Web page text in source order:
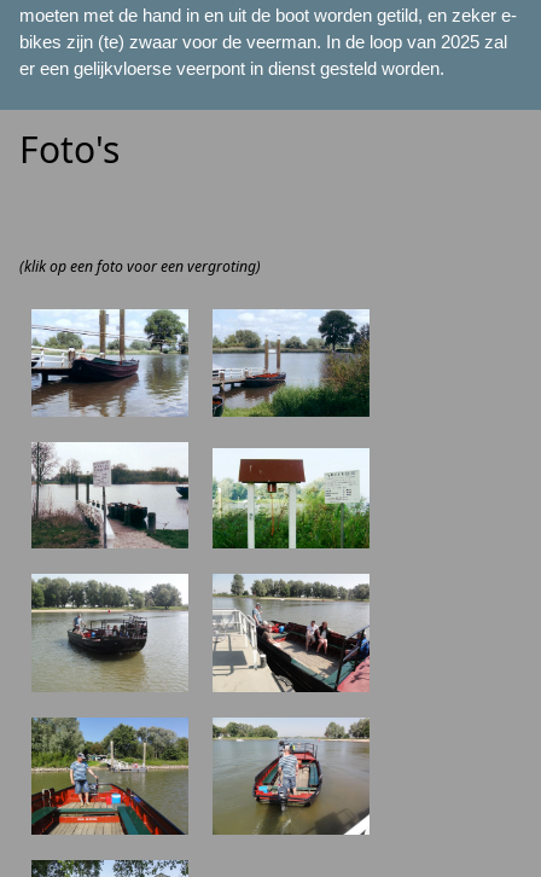
moeten met de hand in en uit de boot worden getild, en zeker e-
bikes zijn (te) zwaar voor de veerman. In de loop van 2025 zal
er een gelijkvloerse veerpont in dienst gesteld worden.
Foto's
(klik op een foto voor een vergroting)